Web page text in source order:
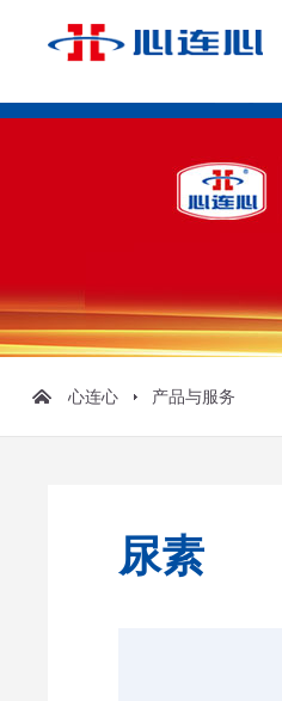
心连心 产品与服务
尿素